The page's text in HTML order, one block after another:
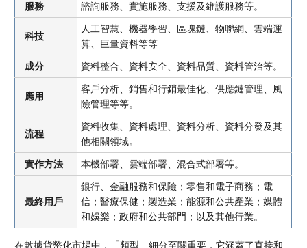
服務 諮詢服務、實施服務、支援及維護服務等。
科技
人工智慧、機器學習、區塊鏈、物聯網、雲端運
算、巨量資料等等
成分 資料整合、資料安全、資料品質、資料管治等。
應用
客戶分析、銷售和行銷最佳化、供應鏈管理、風
險管理等等。
流程
資料收集、資料處理、資料分析、資料分發及其
他相關領域。
實作方法 本機部署、雲端部署、混合式部署等。
最終用戶
銀行、金融服務和保險；零售和電子商務；電
信；醫療保健；製造業；能源和公共產業；媒體
和娛樂；政府和公共部門；以及其他行業。
在數據貨幣化市場中，「類型」細分至關重要，它涵蓋了直接和